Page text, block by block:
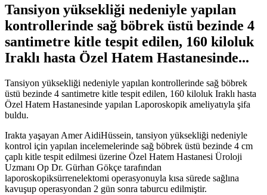
Tansiyon yüksekliği nedeniyle yapılan
kontrollerinde sağ böbrek üstü bezinde 4
santimetre kitle tespit edilen, 160 kiloluk
Iraklı hasta Özel Hatem Hastanesinde...
Tansiyon yüksekliği nedeniyle yapılan kontrollerinde sağ böbrek
üstü bezinde 4 santimetre kitle tespit edilen, 160 kiloluk Iraklı hasta
Özel Hatem Hastanesinde yapılan Laporoskopik ameliyatıyla şifa
buldu.
Irakta yaşayan Amer AidiHüssein, tansiyon yüksekliği nedeniyle
kontrol için yapılan incelemelerinde sağ böbrek üstü bezinde 4 cm
çaplı kitle tespit edilmesi üzerine Özel Hatem Hastanesi Üroloji
Uzmanı Op Dr. Gürhan Gökçe tarafından
laporoskopiksürrenelektomi operasyonuyla kısa sürede sağlına
kavuşup operasyondan 2 gün sonra taburcu edilmiştir.